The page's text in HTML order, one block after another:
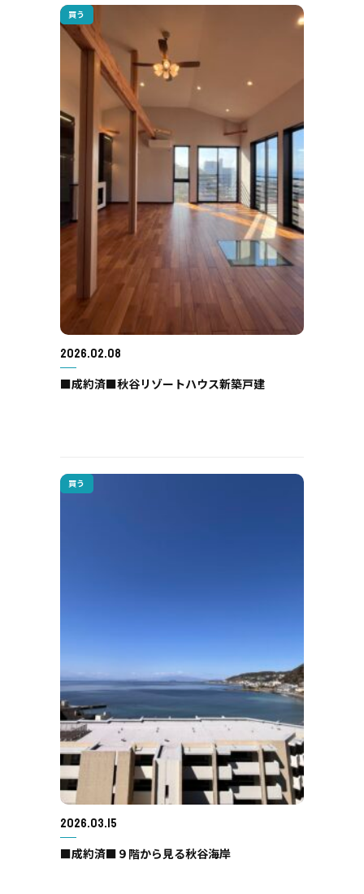
買う
2026.02.08
■成約済■秋谷リゾートハウス新築戸建
買う
2026.03.15
■成約済■９階から見る秋谷海岸